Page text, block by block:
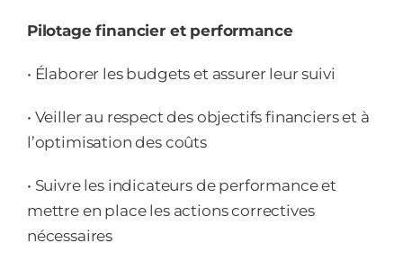
Pilotage financier et performance
• Élaborer les budgets et assurer leur suivi
• Veiller au respect des objectifs financiers et à
l’optimisation des coûts
• Suivre les indicateurs de performance et
mettre en place les actions correctives
nécessaires